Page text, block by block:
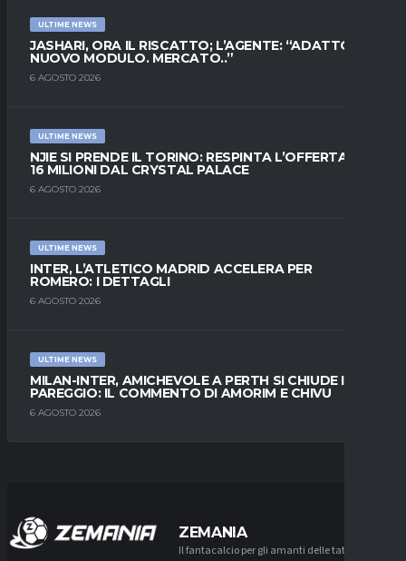
ULTIME NEWS
JASHARI, ORA IL RISCATTO; L’AGENTE: “ADATTO AL
NUOVO MODULO. MERCATO..”
6 AGOSTO 2026
ULTIME NEWS
NJIE SI PRENDE IL TORINO: RESPINTA L’OFFERTA DI
16 MILIONI DAL CRYSTAL PALACE
6 AGOSTO 2026
ULTIME NEWS
INTER, L’ATLETICO MADRID ACCELERA PER
ROMERO: I DETTAGLI
6 AGOSTO 2026
ULTIME NEWS
MILAN-INTER, AMICHEVOLE A PERTH SI CHIUDE IN
PAREGGIO: IL COMMENTO DI AMORIM E CHIVU
6 AGOSTO 2026
ZEMANIA
Il fantacalcio per gli amanti delle tattiche